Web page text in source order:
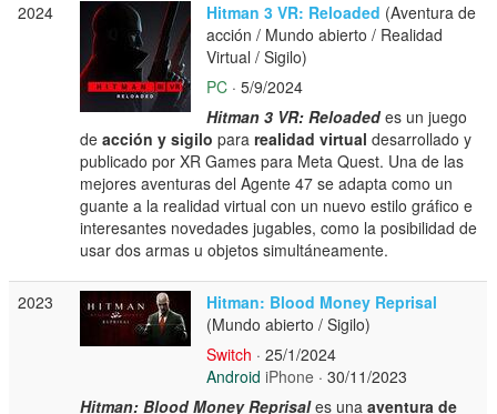
2024 Hitman 3 VR: Reloaded (Aventura de
acción / Mundo abierto / Realidad
Virtual / Sigilo)
PC · 5/9/2024
Hitman 3 VR: Reloadedes un juego
deacción y sigilo pararealidad virtual desarrollado y
publicado por XR Games para Meta Quest. Una de las
mejores aventuras del Agente 47 se adapta como un
guante a la realidad virtual con un nuevo estilo gráfico e
interesantes novedades jugables, como la posibilidad de
usar dos armas u objetos simultáneamente.
2023
Hitman: Blood Money Reprisal
(Mundo abierto / Sigilo)
Switch · 25/1/2024
Android iPhone · 30/11/2023
Hitman: Blood Money Reprisales unaaventura de